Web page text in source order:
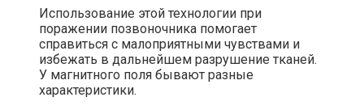
Использование этой технологии при
поражении позвоночника помогает
справиться с малоприятными чувствами и
избежать в дальнейшем разрушение тканей.
У магнитного поля бывают разные
характеристики.